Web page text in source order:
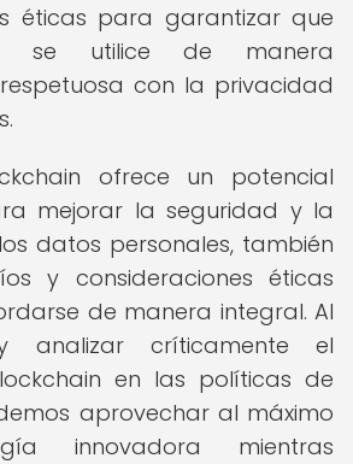
éticas para garantizar que
se utilice de manera
con la privacidad
ofrece un potencial
mejorar la seguridad y la
datos personales, también
y consideraciones éticas
de manera integral. Al
analizar críticamente el
en las políticas de
aprovechar al máximo
innovadora mientras